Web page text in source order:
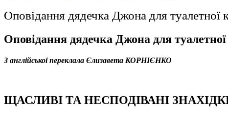
Оповідання дядечка Джона для туалетної
Оповідання дядечка Джона для
З англійської переклала Єлизавета КОРНІЄНКО
ЩАСЛИВІ ТА НЕСПОДІВАНІ